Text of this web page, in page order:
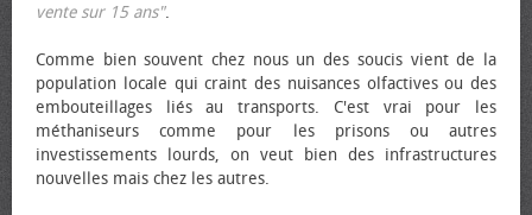
vente sur 15 ans".
Comme bien souvent chez nous un des soucis vient de la
population locale qui craint des nuisances olfactives ou des
embouteillages liés au transports. C'est vrai pour les
méthaniseurs comme pour les prisons ou autres
investissements lourds, on veut bien des infrastructures
nouvelles mais chez les autres.